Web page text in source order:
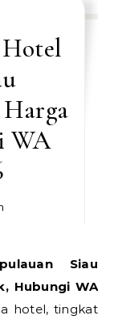
WA
Hubungi WA
hotel, tingkat